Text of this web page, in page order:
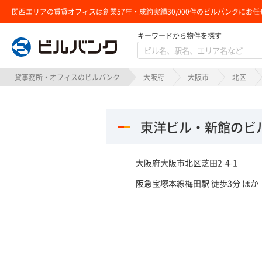
関西エリアの賃貸オフィスは創業57年・成約実績30,000件のビルバンクにお任
ビルバンク
キーワードから物件を探す
貸事務所・オフィスのビルバンク 大阪府 大阪市 北区
東洋ビル・新館のビ
大阪府大阪市北区芝田2-4-1
阪急宝塚本線梅田駅 徒歩3分 ほか